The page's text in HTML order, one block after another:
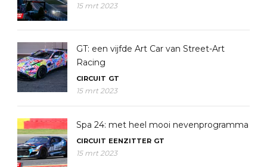
15 mrt 2023
GT: een vijfde Art Car van Street-Art
Racing
CIRCUIT GT
15 mrt 2023
Spa 24: met heel mooi nevenprogramma
CIRCUIT EENZITTER GT
15 mrt 2023